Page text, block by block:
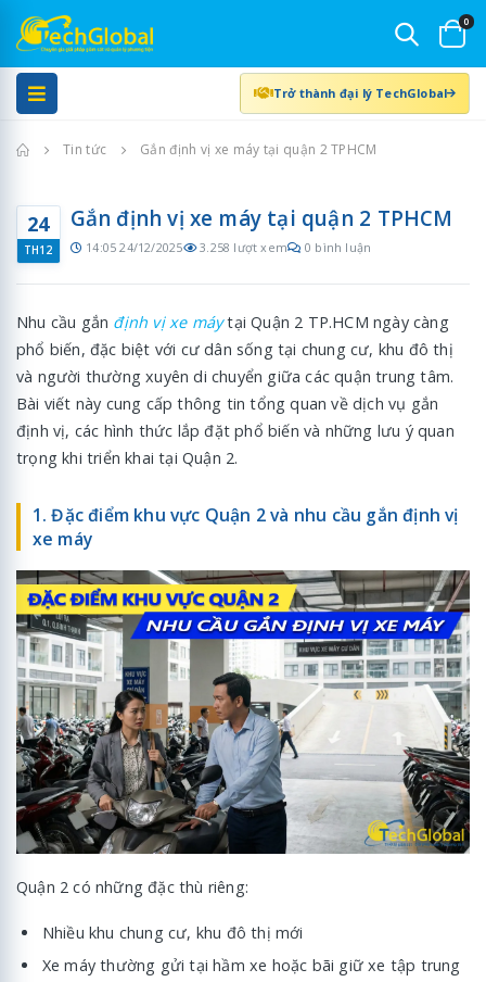
0
Trở thành đại lý TechGlobal
Trang chủ
Tin tức Gắn định vị xe máy tại quận 2 TPHCM
24
TH12
Gắn định vị xe máy tại quận 2 TPHCM
14:05 24/12/2025 3.258 lượt xem 0 bình luận
Nhu cầu gắn định vị xe máytại Quận 2 TP.HCM ngày càng
phổ biến, đặc biệt với cư dân sống tại chung cư, khu đô thị
và người thường xuyên di chuyển giữa các quận trung tâm.
Bài viết này cung cấp thông tin tổng quan về dịch vụ gắn
định vị, các hình thức lắp đặt phổ biến và những lưu ý quan
trọng khi triển khai tại Quận 2.
1. Đặc điểm khu vực Quận 2 và nhu cầu gắn định vị
xe máy
Quận 2 có những đặc thù riêng:
Nhiều khu chung cư, khu đô thị mới
Xe máy thường gửi tại hầm xe hoặc bãi giữ xe tập trung